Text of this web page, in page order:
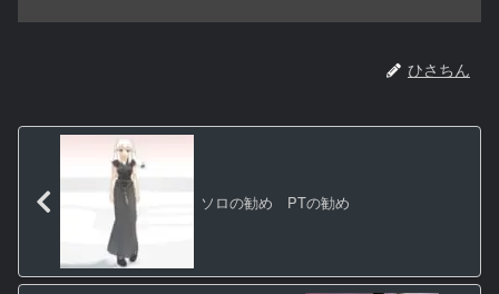
ひさちん
ソロの勧め PTの勧め